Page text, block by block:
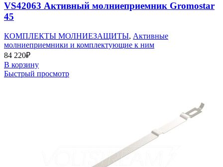
VS42063 Активный молниеприемник Gromostar
45
КОМПЛЕКТЫ МОЛНИЕЗАЩИТЫ, Активные
молниеприемники и комплектующие к ним
84 220₽
В корзину
Быстрый просмотр